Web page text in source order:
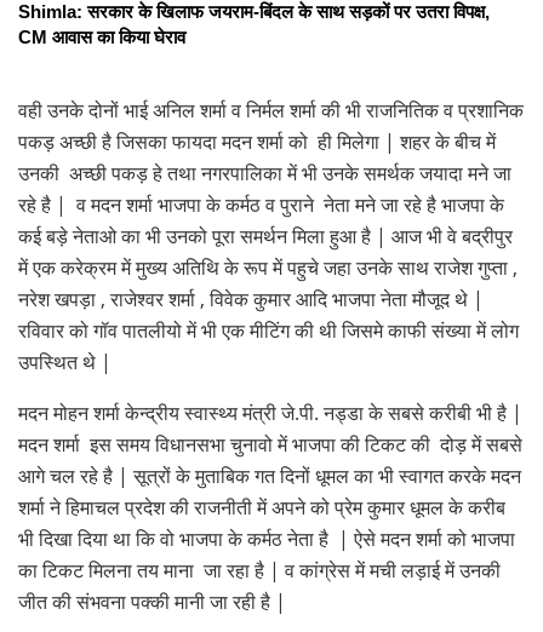
Shimla: सरकार के खिलाफ जयराम-बिंदल के साथ सड़कों पर उतरा विपक्ष,
CM आवास का किया घेराव
वही उनके दोनों भाई अनिल शर्मा व निर्मल शर्मा की भी राजनितिक व प्रशानिक
पकड़ अच्छी है जिसका फायदा मदन शर्मा को ही मिलेगा | शहर के बीच में
उनकी अच्छी पकड़ हे तथा नगरपालिका में भी उनके समर्थक जयादा मने जा
रहे है | व मदन शर्मा भाजपा के कर्मठ व पुराने नेता मने जा रहे है भाजपा के
कई बड़े नेताओ का भी उनको पूरा समर्थन मिला हुआ है | आज भी वे बद्रीपुर
में एक करेक्रम में मुख्य अतिथि के रूप में पहुचे जहा उनके साथ राजेश गुप्ता ,
नरेश खपड़ा , राजेश्वर शर्मा , विवेक कुमार आदि भाजपा नेता मौजूद थे |
रविवार को गॉव पातलीयो में भी एक मीटिंग की थी जिसमे काफी संख्या में लोग
उपस्थित थे |
मदन मोहन शर्मा केन्द्रीय स्वास्थ्य मंत्री जे.पी. नड्डा के सबसे करीबी भी है |
मदन शर्मा इस समय विधानसभा चुनावो में भाजपा की टिकट की दोड़ में सबसे
आगे चल रहे है | सूत्रों के मुताबिक गत दिनों धूमल का भी स्वागत करके मदन
शर्मा ने हिमाचल प्रदेश की राजनीती में अपने को प्रेम कुमार धूमल के करीब
भी दिखा दिया था कि वो भाजपा के कर्मठ नेता है | ऐसे मदन शर्मा को भाजपा
का टिकट मिलना तय माना जा रहा है | व कांग्रेस में मची लड़ाई में उनकी
जीत की संभवना पक्की मानी जा रही है |